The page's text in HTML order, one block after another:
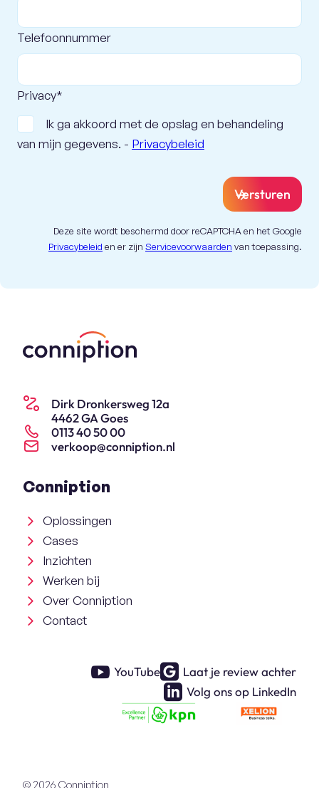
Telefoonnummer
Privacy*
Ik ga akkoord met de opslag en behandeling
van mijn gegevens. - Privacybeleid
Versturen
Deze site wordt beschermd door reCAPTCHA en het Google
Privacybeleid en er zijnServicevoorwaarden van toepassing.
Dirk Dronkersweg 12a
4462 GA Goes
0113 40 50 00
verkoop@conniption.nl
Conniption
Oplossingen
Cases
Inzichten
Werken bij
Over Conniption
Contact
YouTube
Laat je review achter
Volg ons op LinkedIn
© 2026 Conniption